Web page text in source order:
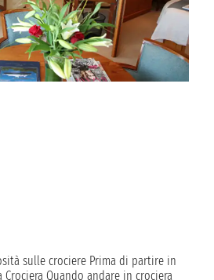
sulle crociere Prima di partire in
Quando andare in crociera